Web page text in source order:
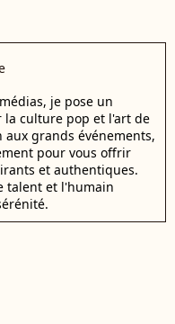
je pose un
culture pop et l'art de
aux grands événements,
pour vous offrir
et authentiques.
talent et l'humain